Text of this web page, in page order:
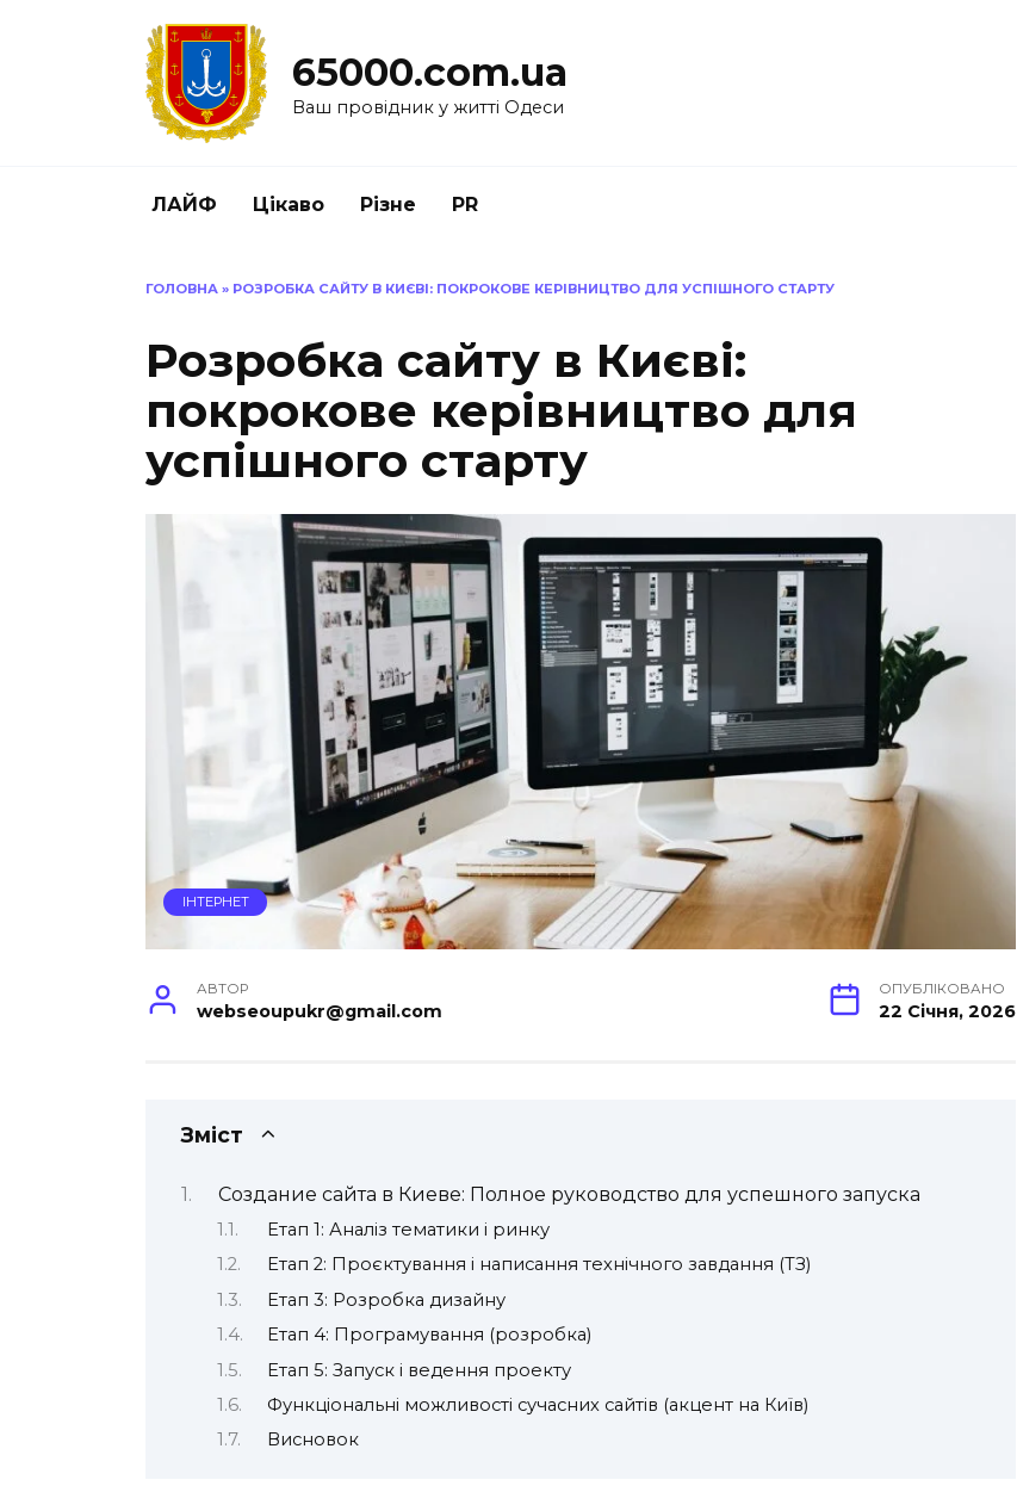
65000.com.ua
Ваш провідник у житті Одеси
ЛАЙФ Цікаво Різне PR
ГОЛОВНА » РОЗРОБКА САЙТУ В КИЄВІ: ПОКРОКОВЕ КЕРІВНИЦТВО ДЛЯ УСПІШНОГО СТАРТУ
Розробка сайту в Києві:
покрокове керівництво для
успішного старту
ІНТЕРНЕТ
АВТОР
webseoupukr@gmail.com
ОПУБЛІКОВАНО
22 Січня, 2026
Зміст
Создание сайта в Киеве: Полное руководство для успешного запуска
Етап 1: Аналіз тематики і ринку
Етап 2: Проєктування і написання технічного завдання (ТЗ)
Етап 3: Розробка дизайну
Етап 4: Програмування (розробка)
Етап 5: Запуск і ведення проекту
Функціональні можливості сучасних сайтів (акцент на Київ)
Висновок